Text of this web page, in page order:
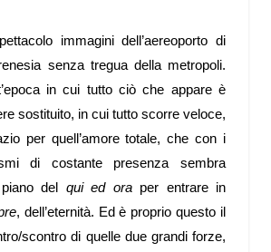
immagini dell’aereoporto di
senza tregua della metropoli.
in cui tutto ciò che appare è
sostituito, in cui tutto scorre veloce,
per quell’amore totale, che con i
di costante presenza sembra
del qui ed ora per entrare in
, dell’eternità. Ed è proprio questo il
scontro di quelle due grandi forze,